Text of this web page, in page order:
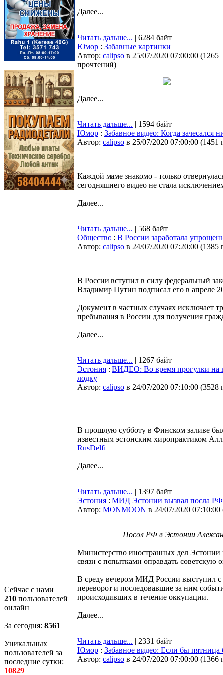
Сейчас с нами
210 пользователей
онлайн
За сегодня: 8561
Уникальных
пользователей за
последние сутки:
10829
Далее...
Читать дальше... | 6284 байт
Юмор : Забавные картинки
Автор: calipso в 25/07/2020 07:00:00 (1265
прочтений)
Далее...
Читать дальше... | 1594 байт
Юмор : Забавное видео: Когда зачесался
Автор: calipso в 25/07/2020 07:00:00 (1451
Каждой маме знакомо - только
сегодняшнего видео не стала
Далее...
Читать дальше... | 568 байт
Общество : В России заработала
Автор: calipso в 24/07/2020 07:20:00 (1385
В России вступил в силу федеральный
Владимир Путин подписал его в апреле
Документ в частных случаях исключает
пребывания в России для получения
Далее...
Читать дальше... | 1267 байт
Эстония : ВИДЕО: Во время прогулки на
лодку
Автор: calipso в 24/07/2020 07:10:00 (3528
В прошлую субботу в Финском заливе
известным эстонским хиропрактиком
RusDelfi.
Далее...
Читать дальше... | 1397 байт
Эстония : МИД Эстонии вызвал посла РФ
Автор: MONMOON в 24/07/2020 07:10:00
Посол РФ в Эстонии
Министерство иностранных дел Эстонии
связи с попытками оправдать советскую
В среду вечером МИД России выступил с
переворот и последовавшие за ним
происходивших в течение оккупации.
Далее...
Читать дальше... | 2331 байт
Юмор : Забавное видео: Если бы
Автор: calipso в 24/07/2020 07:00:00 (1366